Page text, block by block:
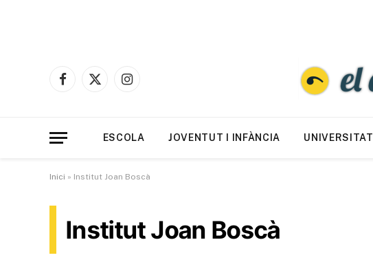
Facebook
X
Instagram
ESCOLA JOVENTUT I INFÀNCIA UNIVERSITAT
Inici » Institut Joan Boscà
Institut Joan Boscà